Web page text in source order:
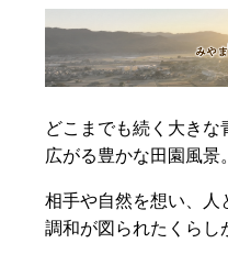
どこまでも続く大きな
広がる豊かな田園風景。
相手や自然を想い、人
調和が図られたくらし